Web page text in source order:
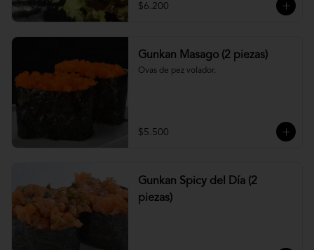
$6.200
Gunkan Masago (2 piezas)
Ovas de pez volador.
$5.500
Gunkan Spicy del Día (2
piezas)